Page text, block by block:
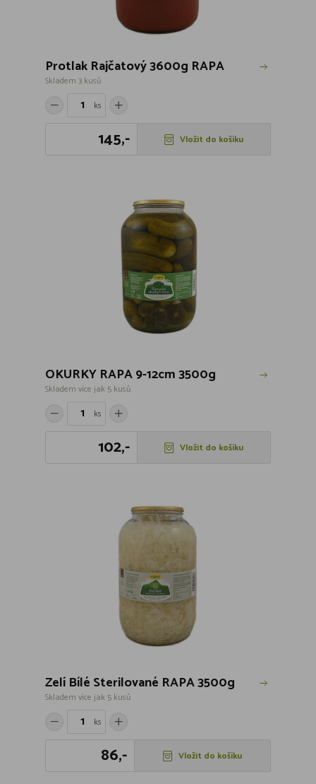
Protlak Rajčatový 3600g RAPA
Skladem 3 kusů
ks
145,- Vložit do košíku
OKURKY RAPA 9-12cm 3500g
Skladem více jak 5 kusů
ks
102,- Vložit do košíku
Zelí Bílé Sterilované RAPA 3500g
Skladem více jak 5 kusů
ks
86,- Vložit do košíku